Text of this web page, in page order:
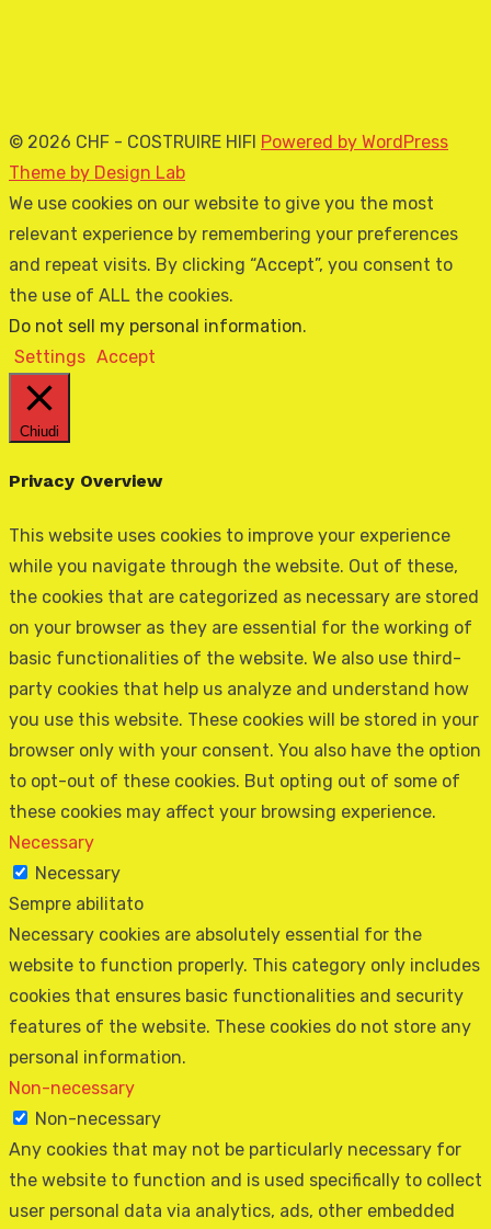
© 2026 CHF - COSTRUIRE HIFI Powered by WordPress
Theme by Design Lab
We use cookies on our website to give you the most
relevant experience by remembering your preferences
and repeat visits. By clicking “Accept”, you consent to
the use of ALL the cookies.
Do not sell my personal information.
Settings Accept
Chiudi
Privacy Overview
This website uses cookies to improve your experience
while you navigate through the website. Out of these,
the cookies that are categorized as necessary are stored
on your browser as they are essential for the working of
basic functionalities of the website. We also use third-
party cookies that help us analyze and understand how
you use this website. These cookies will be stored in your
browser only with your consent. You also have the option
to opt-out of these cookies. But opting out of some of
these cookies may affect your browsing experience.
Necessary
Necessary
Sempre abilitato
Necessary cookies are absolutely essential for the
website to function properly. This category only includes
cookies that ensures basic functionalities and security
features of the website. These cookies do not store any
personal information.
Non-necessary
Non-necessary
Any cookies that may not be particularly necessary for
the website to function and is used specifically to collect
user personal data via analytics, ads, other embedded